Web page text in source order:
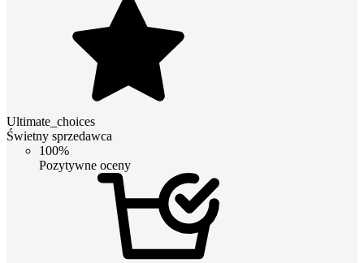
Ultimate_choices
Świetny sprzedawca
100%
Pozytywne oceny